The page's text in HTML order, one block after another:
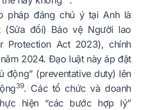
pháp đáng chú ý tại Anh là
đổi) Bảo vệ Người lao
Protection Act 2023), chính
2024. Đạo luật này áp đặt
động” (preventative duty) lên
39. Các tổ chức và doanh
hiện “các bước hợp lý”